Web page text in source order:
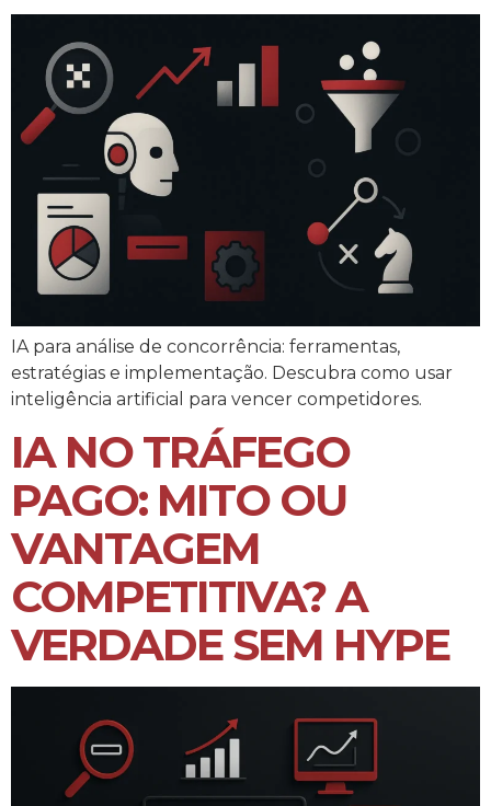
IA para análise de concorrência: ferramentas,
estratégias e implementação. Descubra como usar
inteligência artificial para vencer competidores.
IA NO TRÁFEGO
PAGO: MITO OU
VANTAGEM
COMPETITIVA? A
VERDADE SEM HYPE